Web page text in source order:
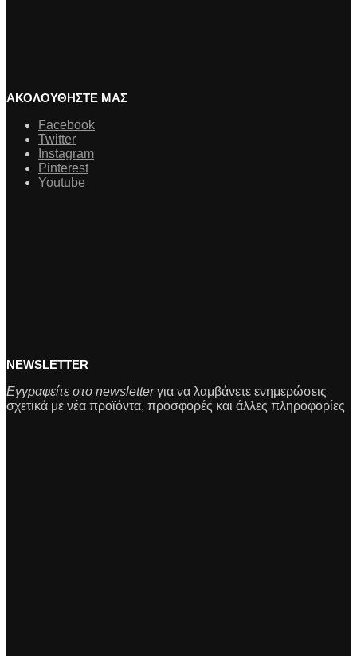
ΑΚΟΛΟΥΘΗΣΤΕ ΜΑΣ
Facebook
Twitter
Instagram
Pinterest
Youtube
NEWSLETTER
Εγγραφείτε στο newsletterγια να λαμβάνετε ενημερώσεις
σχετικά με νέα προϊόντα, προσφορές και άλλες πληροφορίες